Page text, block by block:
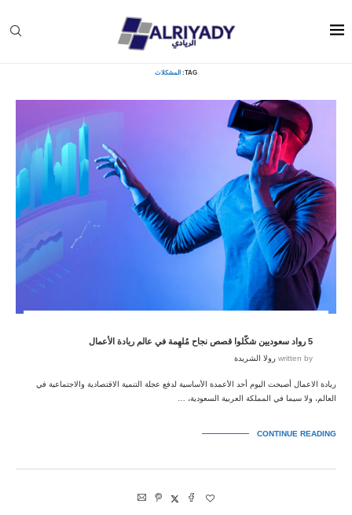
TAG: المشكلات
5 رواد سعوديين شكّلوا قصص نجاح مُلهِمة في عالم ريادة الأعمال
written by رولا الشريدة
ريادة الاعمال أصبحت اليوم أحد الأعمدة الأساسية لدفع عجلة التنمية الاقتصادية والاجتماعية في
العالم، ولا سيما في المملكة العربية السعودية، …
CONTINUE READING